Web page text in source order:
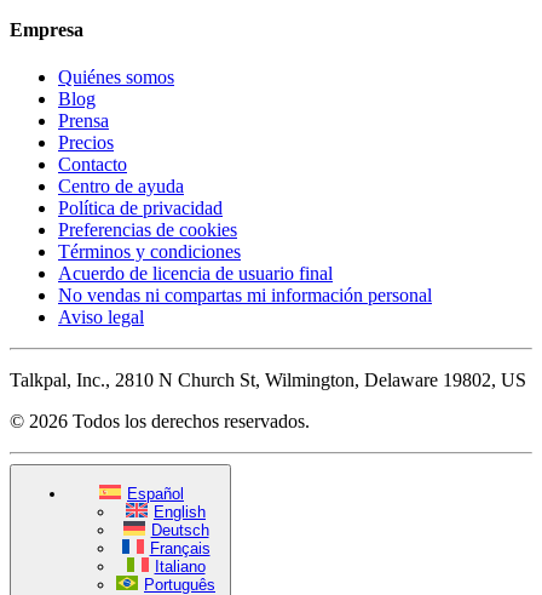
Empresa
Quiénes somos
Blog
Prensa
Precios
Contacto
Centro de ayuda
Política de privacidad
Preferencias de cookies
Términos y condiciones
Acuerdo de licencia de usuario final
No vendas ni compartas mi información personal
Aviso legal
Talkpal, Inc., 2810 N Church St, Wilmington, Delaware 19802, US
© 2026 Todos los derechos reservados.
Español
English
Deutsch
Français
Italiano
Português